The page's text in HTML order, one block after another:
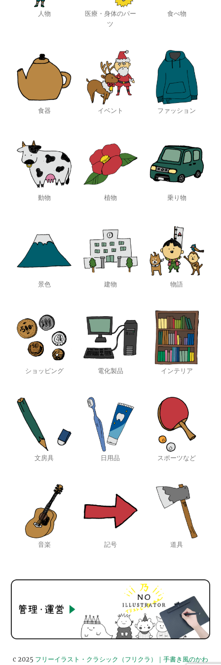
人物
医療・身体のパー
ツ
食べ物
食器 イベント ファッション
動物 植物 乗り物
景色 建物 物語
ショッピング 電化製品 インテリア
文房具 日用品 スポーツなど
音楽 記号 道具
c 2025 フリーイラスト・クラシック（フリクラ）｜手書き風のかわ